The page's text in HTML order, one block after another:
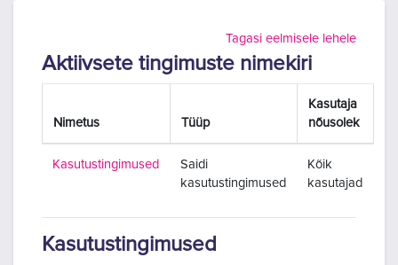
Tagasi eelmisele lehele
Aktiivsete tingimuste nimekiri
Nimetus Tüüp
Kasutaja
nõusolek
Kasutustingimused
Saidi
kasutustingimused
Kõik
kasutajad
Kasutustingimused